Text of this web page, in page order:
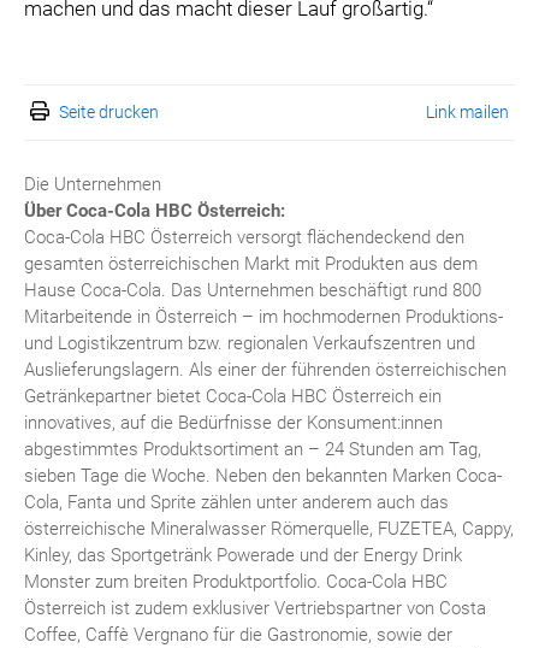
machen und das macht dieser Lauf großartig.“
Seite drucken Link mailen
Die Unternehmen
Über Coca-Cola HBC Österreich:
Coca-Cola HBC Österreich versorgt flächendeckend den
gesamten österreichischen Markt mit Produkten aus dem
Hause Coca-Cola. Das Unternehmen beschäftigt rund 800
Mitarbeitende in Österreich – im hochmodernen Produktions-
und Logistikzentrum bzw. regionalen Verkaufszentren und
Auslieferungslagern. Als einer der führenden österreichischen
Getränkepartner bietet Coca-Cola HBC Österreich ein
innovatives, auf die Bedürfnisse der Konsument:innen
abgestimmtes Produktsortiment an – 24 Stunden am Tag,
sieben Tage die Woche. Neben den bekannten Marken Coca-
Cola, Fanta und Sprite zählen unter anderem auch das
österreichische Mineralwasser Römerquelle, FUZETEA, Cappy,
Kinley, das Sportgetränk Powerade und der Energy Drink
Monster zum breiten Produktportfolio. Coca-Cola HBC
Österreich ist zudem exklusiver Vertriebspartner von Costa
Coffee, Caffè Vergnano für die Gastronomie, sowie der